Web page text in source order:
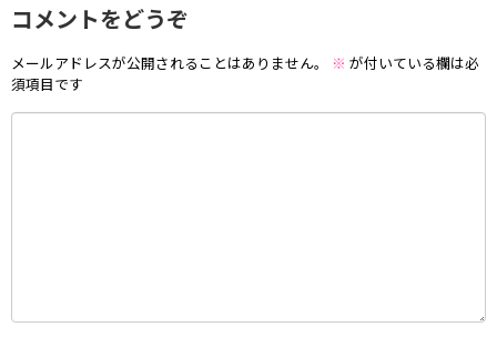
コメントをどうぞ
メールアドレスが公開されることはありません。 ※ が付いている欄は必
須項目です